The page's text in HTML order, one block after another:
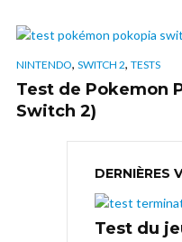
NINTENDO, SWITCH 2, TESTS
Test de Pokemon
Switch 2)
DERNIÈRES
Test du